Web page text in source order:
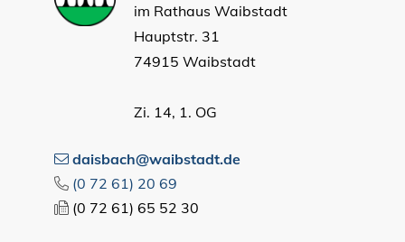
im Rathaus Waibstadt
Hauptstr. 31
74915 Waibstadt
Zi. 14, 1. OG
daisbach@waibstadt.de
(0 72 61) 20 69
(0 72 61) 65 52 30